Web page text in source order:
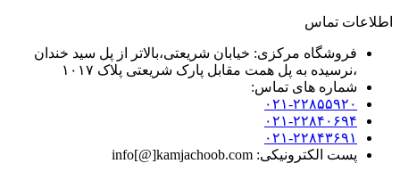
اطلاعات تماس
فروشگاه مرکزی: خیابان شریعتی،بالاتر از پل سید خندان
،نرسیده به پل همت مقابل پارک شریعتی پلاک ۱۰۱۷
شماره های تماس:
۰۲۱-۲۲۸۵۵۹۲۰
۰۲۱-۲۲۸۴۰۶۹۴
۰۲۱-۲۲۸۴۳۶۹۱
پست الکترونیکی: info[@]kamjachoob.com